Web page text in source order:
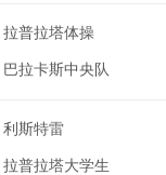
拉普拉塔体操
巴拉卡斯中央队
利斯特雷
拉普拉塔大学生